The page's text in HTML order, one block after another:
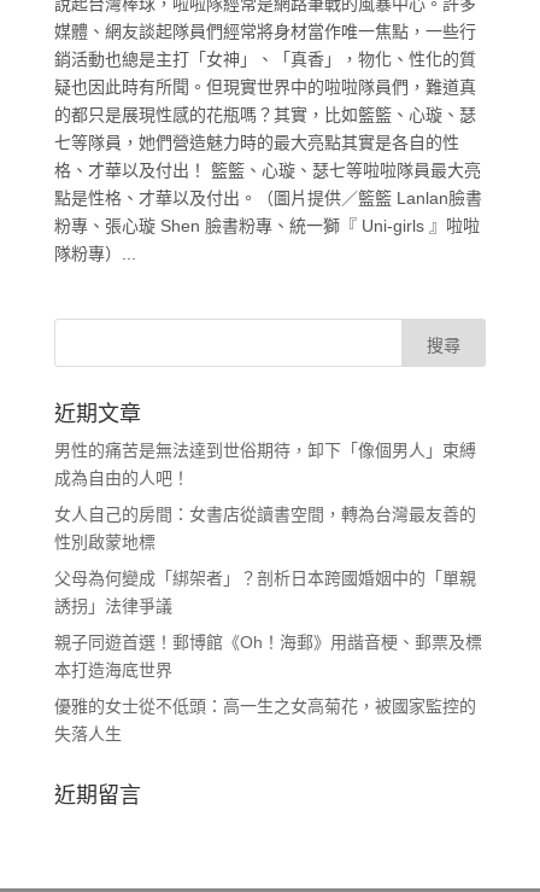
媒體、網友談起隊員們經常將身材當作唯一焦點，一些行
銷活動也總是主打「女神」、「真香」，物化、性化的質
疑也因此時有所聞。但現實世界中的啦啦隊員們，難道真
的都只是展現性感的花瓶嗎？其實，比如籃籃、心璇、瑟
七等隊員，她們營造魅力時的最大亮點其實是各自的性
格、才華以及付出！ 籃籃、心璇、瑟七等啦啦隊員最大亮
點是性格、才華以及付出。（圖片提供／籃籃 Lanlan臉書
粉專、張心璇 Shen 臉書粉專、統一獅『 Uni-girls 』啦啦
隊粉專）...
近期文章
男性的痛苦是無法達到世俗期待，卸下「像個男人」束縛
成為自由的人吧！
女人自己的房間：女書店從讀書空間，轉為台灣最友善的
性別啟蒙地標
父母為何變成「綁架者」？剖析日本跨國婚姻中的「單親
誘拐」法律爭議
親子同遊首選！郵博館《Oh！海郵》用諧音梗、郵票及標
本打造海底世界
優雅的女士從不低頭：高一生之女高菊花，被國家監控的
失落人生
近期留言